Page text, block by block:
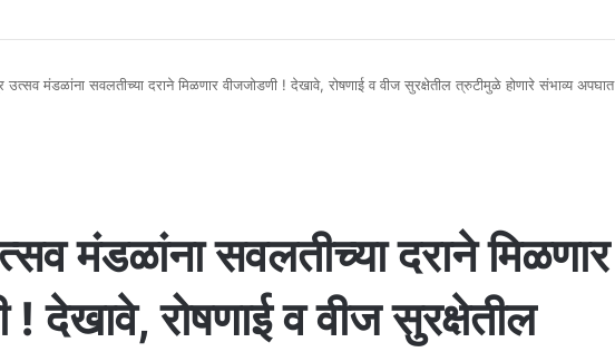
उत्सव मंडळांना सवलतीच्या दराने मिळणार वीजजोडणी ! देखावे, रोषणाई व वीज सुरक्षेतील त्रुटीमुळे होणारे संभाव्य अपघात
मंडळांना सवलतीच्या दराने मिळणार
! देखावे, रोषणाई व वीज सुरक्षेतील